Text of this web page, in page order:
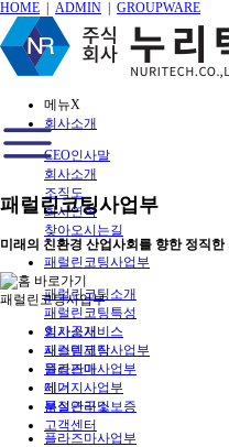
HOME ADMIN GROUPWARE
메뉴X
회사소개
CEO인사말
회사소개
조직도
회사연혁
찾아오시는길
패럴린코팅사업부
패럴린코팅소개
패럴린코팅특성
임가공서비스
시스템제작
원료판매
제거
품질관리및보증
플라즈마사업부
패럴린코팅사업부
미래의 친환경 산업사회를 향한 정직
패럴린코팅사업부
회사소개
패럴린코팅사업부
플라즈마사업부
에너지사업부
부설연구소
고객센터